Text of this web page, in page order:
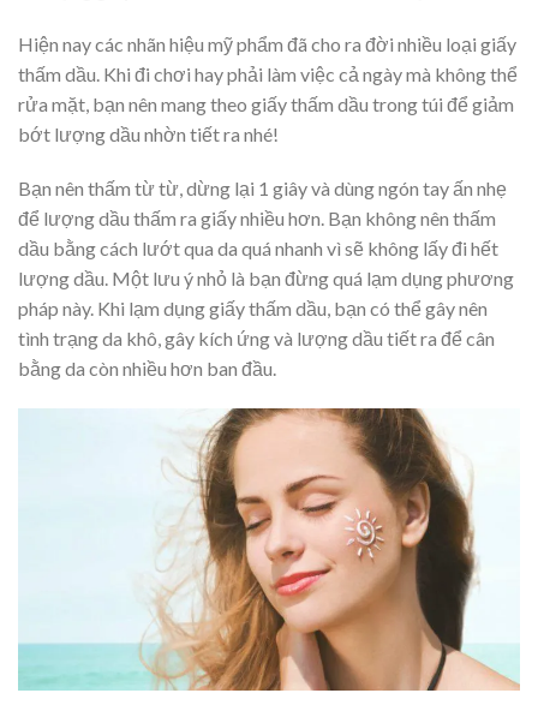
Hiện nay các nhãn hiệu mỹ phẩm đã cho ra đời nhiều loại giấy
thấm dầu. Khi đi chơi hay phải làm việc cả ngày mà không thể
rửa mặt, bạn nên mang theo giấy thấm dầu trong túi để giảm
bớt lượng dầu nhờn tiết ra nhé!
Bạn nên thấm từ từ, dừng lại 1 giây và dùng ngón tay ấn nhẹ
để lượng dầu thấm ra giấy nhiều hơn. Bạn không nên thấm
dầu bằng cách lướt qua da quá nhanh vì sẽ không lấy đi hết
lượng dầu. Một lưu ý nhỏ là bạn đừng quá lạm dụng phương
pháp này. Khi lạm dụng giấy thấm dầu, bạn có thể gây nên
tình trạng da khô, gây kích ứng và lượng dầu tiết ra để cân
bằng da còn nhiều hơn ban đầu.